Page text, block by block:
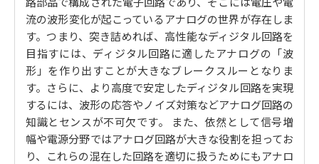
流の波形変化が起こっているアナログの世界が存在しま
す。つまり、突き詰めれば、高性能なディジタル回路を
目指すには、ディジタル回路に適したアナログの「波
形」を作り出すことが大きなブレークスルーとなりま
す。さらに、より高度で安定したディジタル回路を実現
するには、波形の応答やノイズ対策などアナログ回路の
知識とセンスが不可欠です。 また、依然として信号増
幅や電源分野ではアナログ回路が大きな役割を担ってお
り、これらの混在した回路を適切に扱うためにもアナロ